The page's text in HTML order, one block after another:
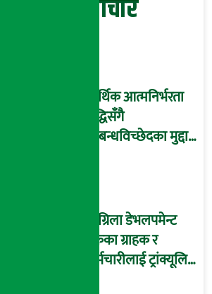
सम्बन्धित समाचार
आर्थिक आत्मनिर्भरता
वृद्धिसँगै
सम्बन्धविच्छेदका मुद्दा
सांग्रिला डेभलपमेन्ट
बैंकका ग्राहक र
कर्मचारीलाई ट्रांक्यूलिटि